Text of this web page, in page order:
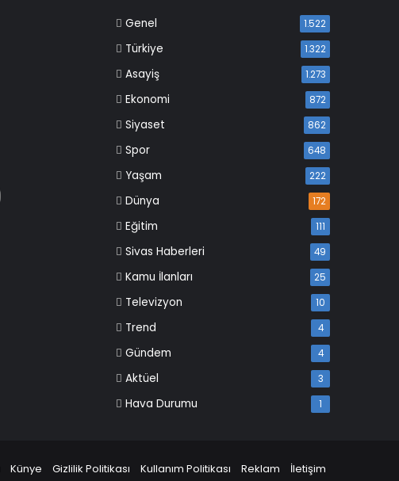
Genel 1.522
Türkiye 1.322
Asayiş 1.273
Ekonomi 872
Siyaset 862
Spor 648
Yaşam 222
Dünya 172
Eğitim 111
Sivas Haberleri 49
Kamu İlanları 25
Televizyon 10
Trend 4
Gündem 4
Aktüel 3
Hava Durumu 1
Künye Gizlilik Politikası Kullanım Politikası Reklam İletişim